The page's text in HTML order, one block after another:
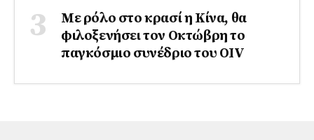
Με ρόλο στο κρασί η Κίνα, θα
φιλοξενήσει τον Οκτώβρη το
παγκόσμιο συνέδριο του ΟΙV